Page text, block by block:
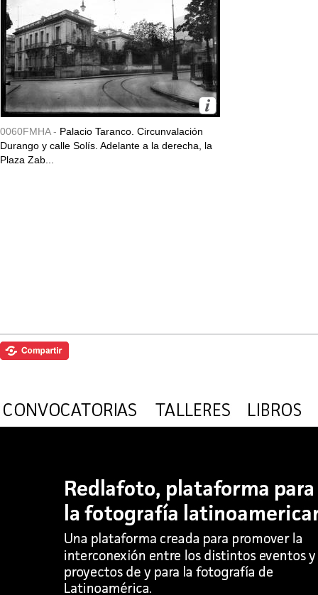
0060FMHA - Palacio Taranco. Circunvalación
Durango y calle Solís. Adelante a la derecha, la
Plaza Zab...